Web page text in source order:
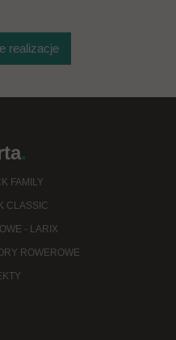
realizacje
.
FAMILY
CLASSIC
- LARIX
ROWEROWE